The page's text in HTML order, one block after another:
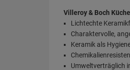
Villeroy & Boch
Lichtechte
Charaktervolle,
Keramik als
Umweltverträglich